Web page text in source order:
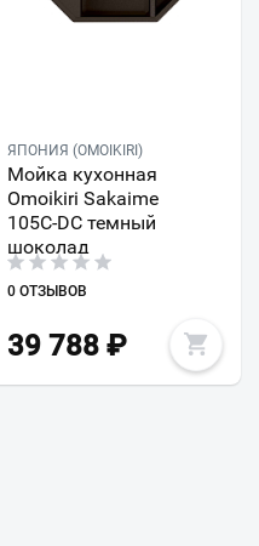
ЯПОНИЯ (OMOIKIRI)
Мойка кухонная
Omoikiri Sakaime
105C-DC темный
шоколад
0 ОТЗЫВОВ
39 788₽